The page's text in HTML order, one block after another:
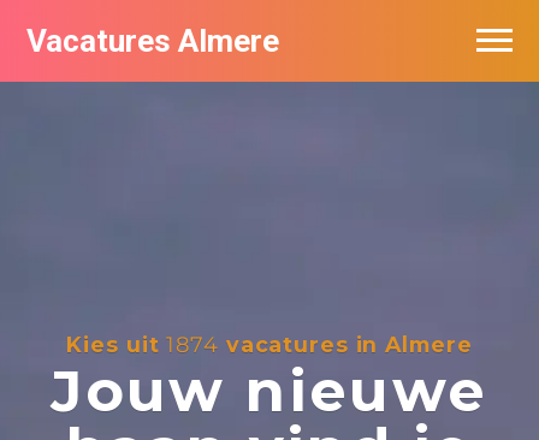
Vacatures Almere
Kies uit1874 vacatures in Almere
Jouw nieuwe
Vacatures per bedrijf